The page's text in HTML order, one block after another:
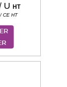
U HT
CE HT